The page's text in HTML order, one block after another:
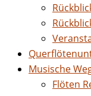
Musische
Flöten